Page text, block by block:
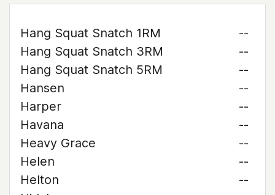
Hang Squat Snatch 1RM
--
Hang Squat Snatch 3RM
--
Hang Squat Snatch 5RM
--
Hansen
--
Harper
--
Havana
--
Heavy Grace
--
Helen
--
Helton
--